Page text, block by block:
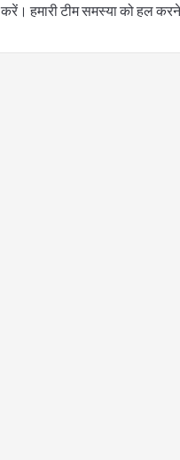
करें। हमारी टीम समस्या को हल